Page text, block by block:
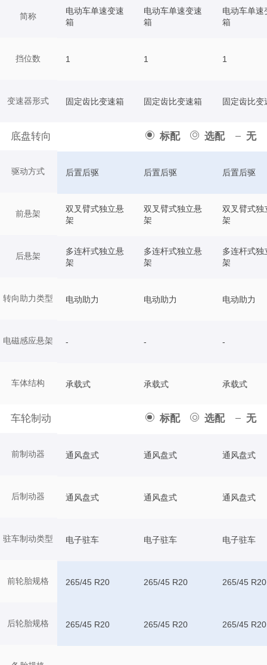
简称
挡位数
变速器形式
底盘转向 标配 选配 无
驱动方式
前悬架
后悬架
转向助力类型
电磁感应悬架
车体结构
车轮制动 标配 选配 无
前制动器
后制动器
驻车制动类型
前轮胎规格
后轮胎规格
电动车单速变速
箱
电动车单速变速
箱
电动车单速
箱
1 1 1
固定齿比变速箱 固定齿比变速箱 固定齿比变
后置后驱 后置后驱 后置后驱
双叉臂式独立悬
架
双叉臂式独立悬
架
双叉臂式独
架
多连杆式独立悬
架
多连杆式独立悬
架
多连杆式独
架
电动助力 电动助力 电动助力
- - -
承载式 承载式 承载式
通风盘式 通风盘式 通风盘式
通风盘式 通风盘式 通风盘式
电子驻车 电子驻车 电子驻车
265/45 R20 265/45 R20 265/45 R20
265/45 R20 265/45 R20 265/45 R20